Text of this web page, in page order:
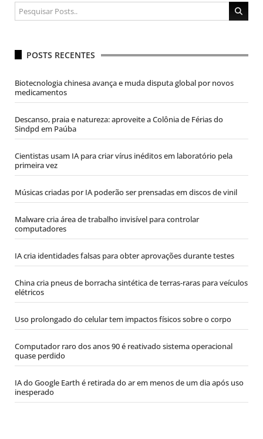
POSTS RECENTES
Biotecnologia chinesa avança e muda disputa global por novos
medicamentos
Descanso, praia e natureza: aproveite a Colônia de Férias do
Sindpd em Paúba
Cientistas usam IA para criar vírus inéditos em laboratório pela
primeira vez
Músicas criadas por IA poderão ser prensadas em discos de vinil
Malware cria área de trabalho invisível para controlar
computadores
IA cria identidades falsas para obter aprovações durante testes
China cria pneus de borracha sintética de terras-raras para veículos
elétricos
Uso prolongado do celular tem impactos físicos sobre o corpo
Computador raro dos anos 90 é reativado sistema operacional
quase perdido
IA do Google Earth é retirada do ar em menos de um dia após uso
inesperado